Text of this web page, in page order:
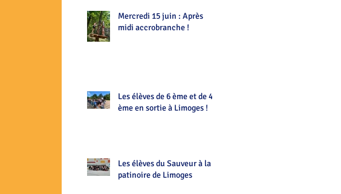
Mercredi 15 juin : Après
midi accrobranche !
Les élèves de 6 ème et de 4
ème en sortie à Limoges !
Les élèves du Sauveur à la
patinoire de Limoges